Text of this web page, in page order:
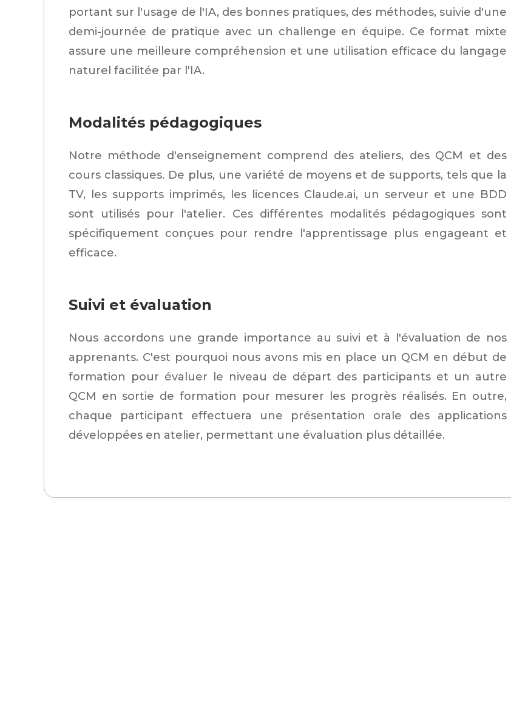
portant sur l'usage de l'IA, des bonnes pratiques, des méthodes, suivie d'une
demi-journée de pratique avec un challenge en équipe. Ce format mixte
assure une meilleure compréhension et une utilisation efficace du langage
naturel facilitée par l'IA.
Modalités pédagogiques
Notre méthode d'enseignement comprend des ateliers, des QCM et des
cours classiques. De plus, une variété de moyens et de supports, tels que la
TV, les supports imprimés, les licences Claude.ai, un serveur et une BDD
sont utilisés pour l'atelier. Ces différentes modalités pédagogiques sont
spécifiquement conçues pour rendre l'apprentissage plus engageant et
efficace.
Suivi et évaluation
Nous accordons une grande importance au suivi et à l'évaluation de nos
apprenants. C'est pourquoi nous avons mis en place un QCM en début de
formation pour évaluer le niveau de départ des participants et un autre
QCM en sortie de formation pour mesurer les progrès réalisés. En outre,
chaque participant effectuera une présentation orale des applications
développées en atelier, permettant une évaluation plus détaillée.